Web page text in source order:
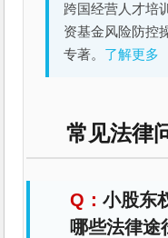
跨国经营人才培
资基金风险防控
专著。 了解更多
常见法律
小股东
哪些法律途